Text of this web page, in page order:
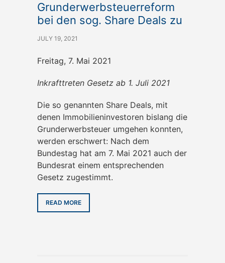
Grunderwerbsteuerreform
bei den sog. Share Deals zu
JULY 19, 2021
Freitag, 7. Mai 2021
Inkrafttreten Gesetz ab 1. Juli 2021
Die so genannten Share Deals, mit
denen Immobilieninvestoren bislang die
Grunderwerbsteuer umgehen konnten,
werden erschwert: Nach dem
Bundestag hat am 7. Mai 2021 auch der
Bundesrat einem entsprechenden
Gesetz zugestimmt.
READ MORE